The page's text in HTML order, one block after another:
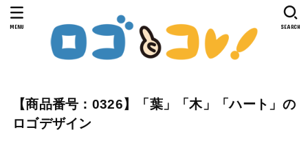
SEARCH
MENU
【商品番号：0326】「葉」「木」「ハート」の
ロゴデザイン